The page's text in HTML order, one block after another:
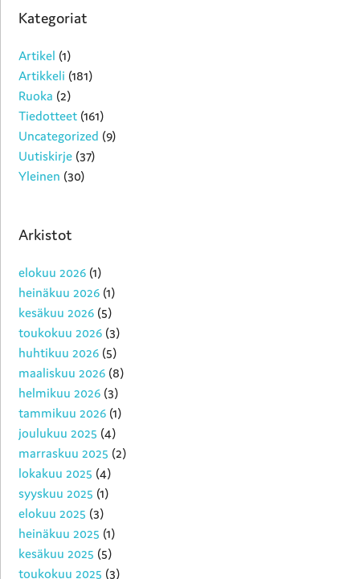
Kategoriat
Artikel (1)
Artikkeli (181)
Ruoka (2)
Tiedotteet (161)
Uncategorized (9)
Uutiskirje (37)
Yleinen (30)
Arkistot
elokuu 2026 (1)
heinäkuu 2026 (1)
kesäkuu 2026 (5)
toukokuu 2026 (3)
huhtikuu 2026 (5)
maaliskuu 2026 (8)
helmikuu 2026 (3)
tammikuu 2026 (1)
joulukuu 2025 (4)
marraskuu 2025 (2)
lokakuu 2025 (4)
syyskuu 2025 (1)
elokuu 2025 (3)
heinäkuu 2025 (1)
kesäkuu 2025 (5)
toukokuu 2025 (3)